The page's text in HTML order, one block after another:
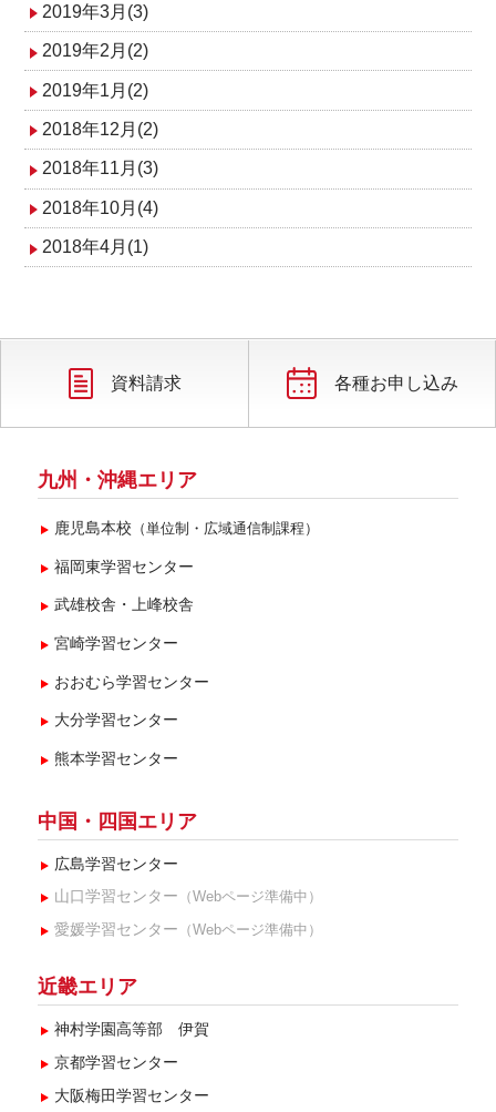
2019年3月(3)
2019年2月(2)
2019年1月(2)
2018年12月(2)
2018年11月(3)
2018年10月(4)
2018年4月(1)
資料請求 各種お申し込み
九州・沖縄エリア
鹿児島本校 （単位制・広域通信制課程）
福岡東学習センター
武雄校舎・上峰校舎
宮崎学習センター
おおむら学習センター
大分学習センター
熊本学習センター
中国・四国エリア
広島学習センター
山口学習センター （Webページ準備中）
愛媛学習センター （Webページ準備中）
近畿エリア
神村学園高等部 伊賀
京都学習センター
大阪梅田学習センター